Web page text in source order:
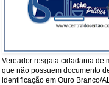
Vereador resgata cidadania de
que não possuem documento
identificação em Ouro Branco/AL.